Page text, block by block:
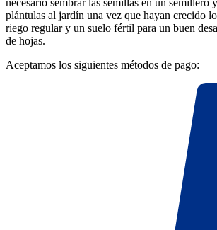
necesario sembrar las semillas en un semillero
plántulas al jardín una vez que hayan crecido
riego regular y un suelo fértil para un buen
de hojas.
Aceptamos los siguientes métodos de pago: